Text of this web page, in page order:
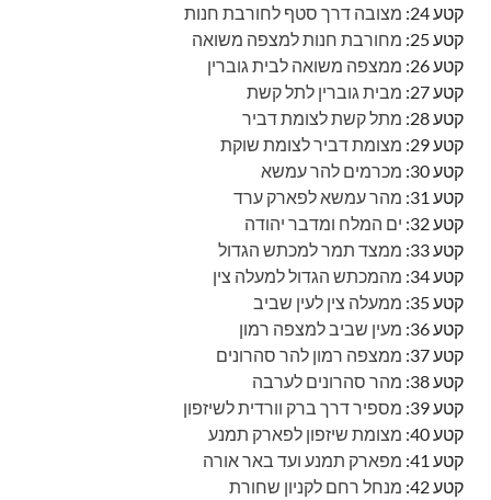
קטע 24:
מצובה דרך סטף לחורבת חנות
קטע 25:
מחורבת חנות למצפה משואה
קטע 26:
ממצפה משואה לבית גוברין
קטע 27:
מבית גוברין לתל קשת
קטע 28:
מתל קשת לצומת דביר
קטע 29:
מצומת דביר לצומת שוקת
קטע 30:
מכרמים להר עמשא
קטע 31:
מהר עמשא לפארק ערד
קטע 32:
ים המלח ומדבר יהודה
קטע 33:
ממצד תמר למכתש הגדול
קטע 34:
מהמכתש הגדול למעלה צין
קטע 35:
ממעלה צין לעין שביב
קטע 36:
מעין שביב למצפה רמון
קטע 37:
ממצפה רמון להר סהרונים
קטע 38:
מהר סהרונים לערבה
קטע 39:
מספיר דרך ברק וורדית לשיזפון
קטע 40:
מצומת שיזפון לפארק תמנע
קטע 41:
מפארק תמנע ועד באר אורה
קטע 42:
מנחל רחם לקניון שחורת